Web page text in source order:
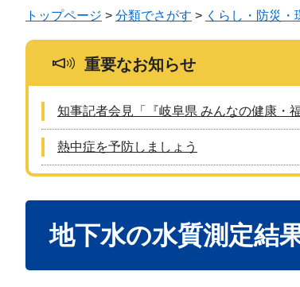
トップページ > 分類でさがす > くらし・防災・
重要なお知らせ
知事記者会見「『岐阜県 みんなの健康・
熱中症を予防しましょう
地下水の水質測定結